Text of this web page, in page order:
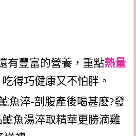
有豐富的營養，重點熱量
吃得巧健康又不怕胖。